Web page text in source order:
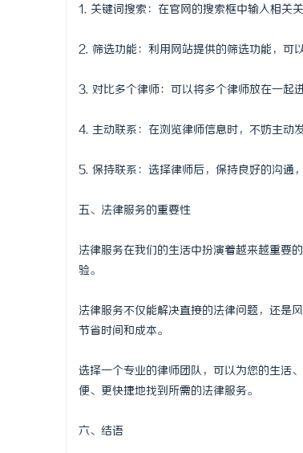
1. 关键词搜索：在官网的搜索框中输入相
2. 筛选功能：利用网站提供的筛选功能，可
3. 对比多个律师：可以将多个律师放在一起
4. 主动联系：在浏览律师信息时，不妨主动
5. 保持联系：选择律师后，保持良好的沟通
五、法律服务的重要性
法律服务在我们的生活中扮演着越来越重要
验。
法律服务不仅能解决直接的法律问题，还是
节省时间和成本。
选择一个专业的律师团队，可以为您的生活
便、更快捷地找到所需的法律服务。
六、结语